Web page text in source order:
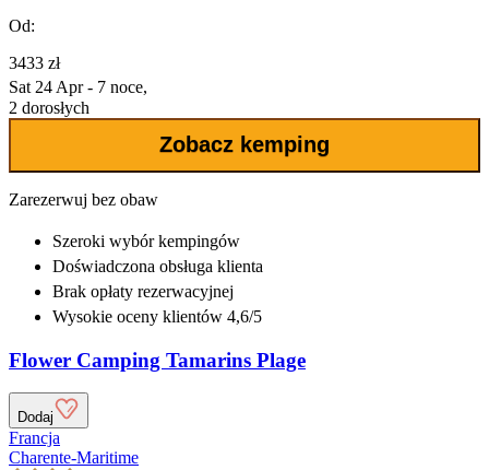
Od:
3433 zł
Sat 24 Apr - 7 noce,
2 dorosłych
Zobacz kemping
Zarezerwuj bez obaw
Szeroki wybórkempingów
Doświadczona obsługa klienta
Brak opłaty rezerwacyjnej
Wysokie oceny klientów 4,6/5
Flower Camping Tamarins Plage
Dodaj
Francja
Charente-Maritime